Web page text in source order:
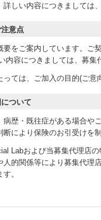
詳しい内容につきまして
意点
をご案内しています。ご
内容につきましては、募
ては、ご加入の目的(ご
ついて
病歴・既往症がある場合
により保険のお引受けを
Labおよび当募集代理店
人的関係等により募集代理
。